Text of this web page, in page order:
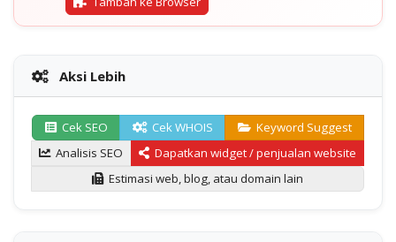
Aksi Lebih
Cek SEO Cek WHOIS
Keyword Suggest
Analisis SEO
Dapatkan widget / penjualan website
Estimasi web, blog, atau domain lain